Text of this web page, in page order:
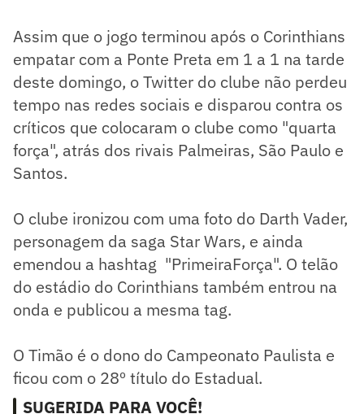
Assim que o jogo terminou após o Corinthians
empatar com a Ponte Preta em 1 a 1 na tarde
deste domingo, o Twitter do clube não perdeu
tempo nas redes sociais e disparou contra os
críticos que colocaram o clube como "quarta
força", atrás dos rivais Palmeiras, São Paulo e
Santos.
O clube ironizou com uma foto do Darth Vader,
personagem da saga Star Wars, e ainda
emendou a hashtag "PrimeiraForça". O telão
do estádio do Corinthians também entrou na
onda e publicou a mesma tag.
O Timão é o dono do Campeonato Paulista e
ficou com o 28º título do Estadual.
SUGERIDA PARA VOCÊ!